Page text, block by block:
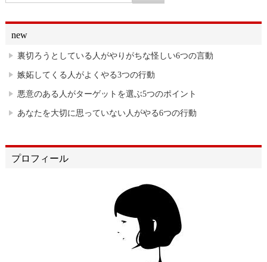
new
裏切ろうとしている人がやりがちな怪しい6つの言動
嫉妬してくる人がよくやる3つの行動
悪意のある人がターゲットを選ぶ5つのポイント
あなたを大切に思っていない人がやる6つの行動
プロフィール